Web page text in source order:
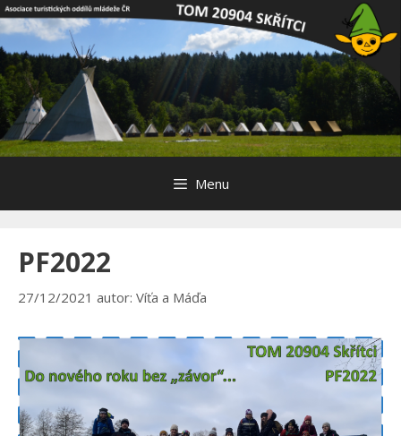
Přeskočit
na
obsah
Menu
PF2022
27/12/2021 autor: Víťa a Máďa